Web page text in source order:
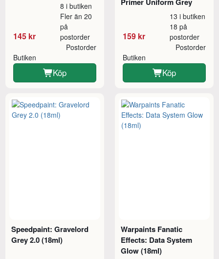
145 kr
8 i butiken
Fler än 20
på
postorder
Butiken
Postorder
Köp
159 kr
13 i butiken
18 på
postorder
Butiken
Postorder
Köp
Speedpaint: Gravelord
Grey 2.0 (18ml)
Warpaints Fanatic
Effects: Data System
Glow (18ml)